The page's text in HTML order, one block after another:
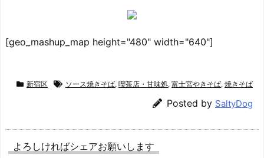
[geo_mashup_map height="480" width="640"]
新宿区 ソース焼きそば, 喫茶店・甘味処, 富士宮やきそば, 焼きそば
Posted by SaltyDog
よろしければシェアお願いします